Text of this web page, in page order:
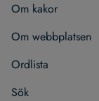
Om kakor
Om webb­plat­sen
Ord­lista
Sök